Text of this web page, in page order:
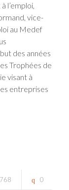
l’emploi,
vice-
au Medef
des années
Trophées de
visant à
entreprises
0